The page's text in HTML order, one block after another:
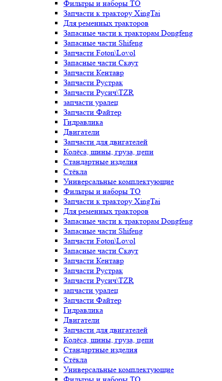
Фильтры и наборы ТО
Запчасти к трактору XingTai
Для ременных тракторов
Запасные части к тракторам Dongfeng
Запасные части Shifeng
Запчасти Foton\Lovol
Запасные части Скаут
Запчасти Кентавр
Запчасти Рустрак
Запчасти Русич\TZR
запчасти уралец
Запчасти Файтер
Гидравлика
Двигатели
Запчасти для двигателей
Колёса, шины, груза, цепи
Стандартные изделия
Стёкла
Универсальные комплектующие
Фильтры и наборы ТО
Запчасти к трактору XingTai
Для ременных тракторов
Запасные части к тракторам Dongfeng
Запасные части Shifeng
Запчасти Foton\Lovol
Запасные части Скаут
Запчасти Кентавр
Запчасти Рустрак
Запчасти Русич\TZR
запчасти уралец
Запчасти Файтер
Гидравлика
Двигатели
Запчасти для двигателей
Колёса, шины, груза, цепи
Стандартные изделия
Стёкла
Универсальные комплектующие